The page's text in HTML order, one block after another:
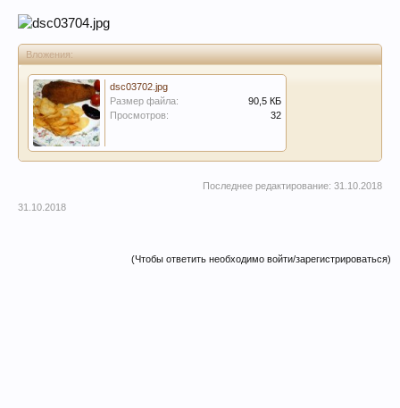
Вложения:
dsc03702.jpg
Размер файла:
90,5 КБ
Просмотров:
32
Последнее редактирование: 31.10.2018
31.10.2018
(Чтобы ответить необходимо войти/зарегистрироваться)